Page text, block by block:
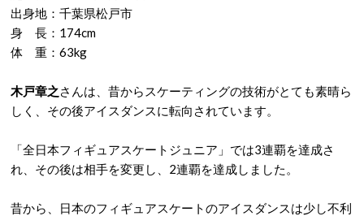
出身地：千葉県松戸市
身 長：174cm
体 重：63kg
木戸章之さんは、昔からスケーティングの技術がとても素晴ら
しく、その後アイスダンスに転向されています。
「全日本フィギュアスケートジュニア」では3連覇を達成さ
れ、その後は相手を変更し、2連覇を達成しました。
昔から、日本のフィギュアスケートのアイスダンスは少し不利